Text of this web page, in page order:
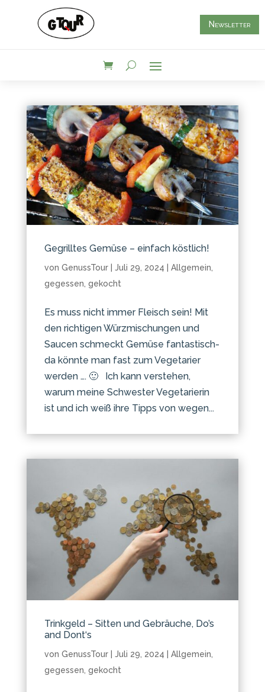
Newsletter
Gegrilltes Gemüse – einfach köstlich!
von GenussTour| Juli 29, 2024 | Allgemein
gegessen gekocht
Es muss nicht immer Fleisch sein! Mit
den richtigen Würzmischungen und
Saucen schmeckt Gemüse fantastisch-
da könnte man fast zum Vegetarier
werden …. 🙂 Ich kann verstehen,
warum meine Schwester Vegetarierin
ist und ich weiß ihre Tipps von wegen...
Trinkgeld – Sitten und Gebräuche, Do’s
and Dont‘s
von GenussTour| Juli 29, 2024 | Allgemein
gegessen gekocht